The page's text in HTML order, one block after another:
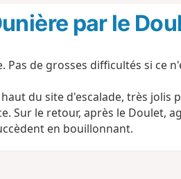
par le
de grosses difficultés si ce
du site d'escalade, très jolis
Sur le retour, après le Doulet,
en bouillonnant.